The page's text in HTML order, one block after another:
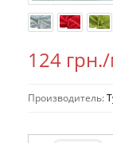
124 грн.
Производитель: